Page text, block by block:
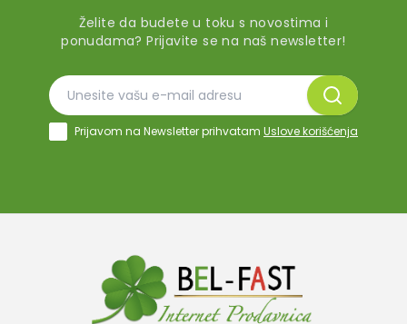
Želite da budete u toku s novostima i
ponudama? Prijavite se na naš newsletter!
Prijavom na Newsletter prihvatam Uslove korišćenja